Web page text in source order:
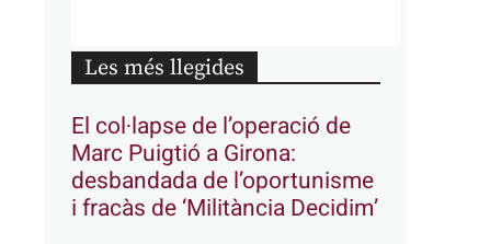
Les més llegides
El col·lapse de l’operació de
Marc Puigtió a Girona:
desbandada de l’oportunisme
i fracàs de ‘Militància Decidim’